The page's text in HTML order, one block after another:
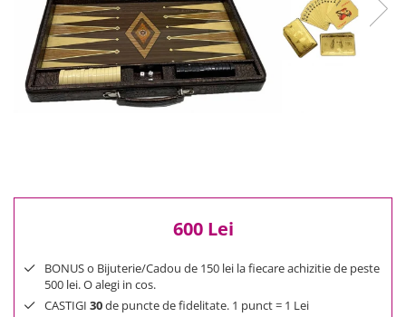
Cele mai votate
Cu video
Pret
0 Lei - 100 Lei
600 Lei
BONUS o Bijuterie/Cadou de 150 lei la fiecare achizitie de peste
500 lei. O alegi in cos.
CASTIGI 30de puncte de fidelitate. 1 punct = 1 Lei